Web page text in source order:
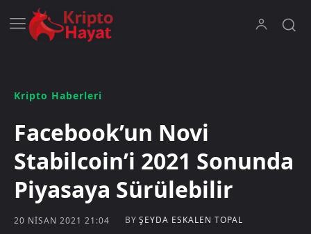
Kripto Haberleri
Facebook’un Novi
Stabilcoin’i 2021 Sonunda
Piyasaya Sürülebilir
20 NISAN 2021 21:04 BY ŞEYDA ESKALEN TOPAL